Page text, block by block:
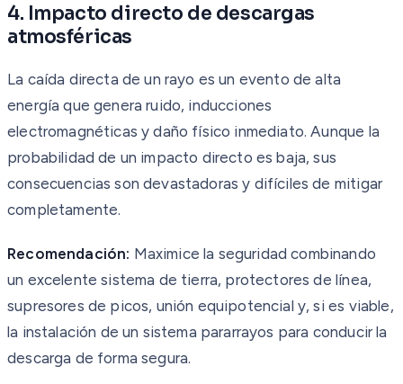
4. Impacto directo de descargas
atmosféricas
La caída directa de un rayo es un evento de alta
energía que genera ruido, inducciones
electromagnéticas y daño físico inmediato. Aunque la
probabilidad de un impacto directo es baja, sus
consecuencias son devastadoras y difíciles de mitigar
completamente.
Recomendación: Maximice la seguridad combinando
un excelente sistema de tierra, protectores de línea,
supresores de picos, unión equipotencial y, si es viable,
la instalación de un sistema pararrayos para conducir la
descarga de forma segura.